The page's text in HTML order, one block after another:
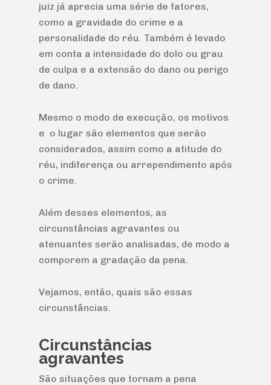
juiz já aprecia uma série de fatores,
como a gravidade do crime e a
personalidade do réu. Também é levado
em conta a intensidade do dolo ou grau
de culpa e a extensão do dano ou perigo
de dano.
Mesmo o modo de execução, os motivos
e o lugar são elementos que serão
considerados, assim como a atitude do
réu, indiferença ou arrependimento após
o crime.
Além desses elementos, as
circunstâncias agravantes ou
atenuantes serão analisadas, de modo a
comporem a gradação da pena.
Vejamos, então, quais são essas
circunstâncias.
Circunstâncias
agravantes
São situações que tornam a pena